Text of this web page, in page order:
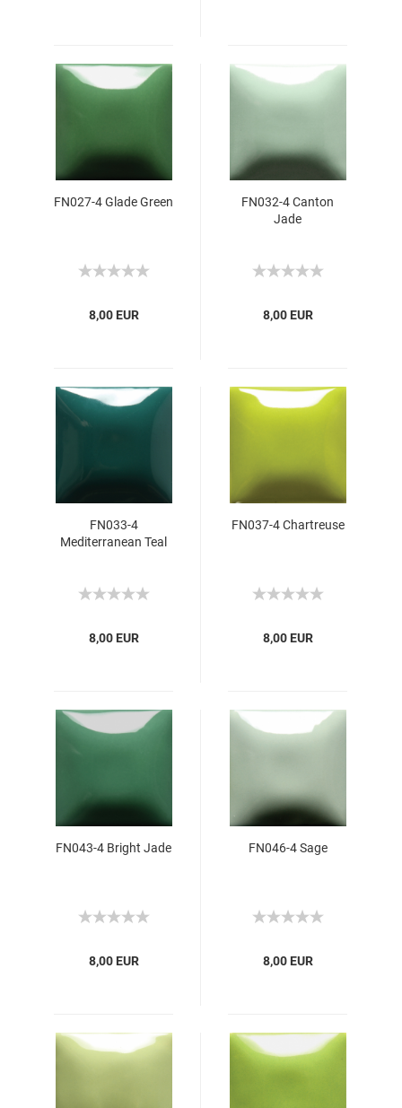
FN027-4 Glade Green
8,00 EUR
FN032-4 Canton
Jade
8,00 EUR
FN033-4
Mediterranean Teal
8,00 EUR
FN037-4 Chartreuse
8,00 EUR
FN043-4 Bright Jade
8,00 EUR
FN046-4 Sage
8,00 EUR